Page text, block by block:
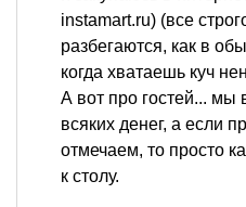
instamart.ru) (все
разбегаются, как в
когда хватаешь куч
А вот про гостей... мы
всяких денег, а если
отмечаем, то просто
к столу.